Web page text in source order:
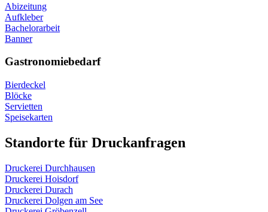
Abizeitung
Aufkleber
Bachelorarbeit
Banner
Gastronomiebedarf
Bierdeckel
Blöcke
Servietten
Speisekarten
Standorte für Druckanfragen
Druckerei Durchhausen
Druckerei Hoisdorf
Druckerei Durach
Druckerei Dolgen am See